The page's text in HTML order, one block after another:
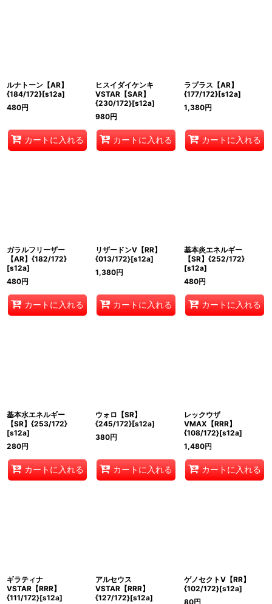
ルナトーン【AR】
{184/172}[s12a]
480円
カートに入れる
ヒスイダイケンキ
VSTAR【SAR】
{230/172}[s12a]
980円
カートに入れる
ラプラス【AR】
{177/172}[s12a]
1,380円
カートに入れる
ガラルフリーザー
【AR】{182/172}
[s12a]
480円
カートに入れる
リザードンV【RR】
{013/172}[s12a]
1,380円
カートに入れる
基本炎エネルギー
【SR】{252/172}
[s12a]
480円
カートに入れる
基本水エネルギー
【SR】{253/172}
[s12a]
280円
カートに入れる
ウォロ【SR】
{245/172}[s12a]
380円
カートに入れる
レックウザ
VMAX【RRR】
{108/172}[s12a]
1,480円
カートに入れる
ギラティナ
VSTAR【RRR】
{111/172}[s12a]
アルセウス
VSTAR【RRR】
{127/172}[s12a]
ゲノセクトV【RR】
{102/172}[s12a]
80円